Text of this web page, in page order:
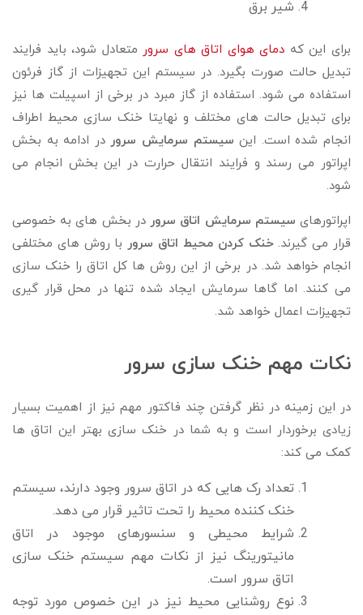
شیر برق
برای این که دمای هوای اتاق های سرور متعادل شود، باید فرایند
تبدیل حالت صورت بگیرد. در سیستم این تجهیزات از گاز فرئون
استفاده می شود. استفاده از گاز مبرد در برخی از اسپیلت ها نیز
برای تبدیل حالت های مختلف و نهایتا خنک سازی محیط اطراف
انجام شده است. این سیستم سرمایش سرور در ادامه به بخش
اپراتور می رسند و فرایند انتقال حرارت در این بخش انجام می
شود.
اپراتورهای سیستم سرمایش اتاق سرور در بخش های به خصوصی
قرار می گیرند.خنک کردن محیط اتاق سرور با روش های مختلفی
انجام خواهد شد. در برخی از این روش ها کل اتاق را خنک سازی
می کنند. اما گاها سرمایش ایجاد شده تنها در محل قرار گیری
تجهیزات اعمال خواهد شد.
نکات مهم خنک سازی سرور
در این زمینه در نظر گرفتن چند فاکتور مهم نیز از اهمیت بسیار
زیادی برخوردار است و به شما در خنک سازی بهتر این اتاق ها
کمک می کند:
تعداد رک هایی که در اتاق سرور وجود دارند، سیستم
خنک کننده محیط را تحت تاثیر قرار می دهد.
شرایط محیطی و سنسورهای موجود در اتاق
مانیتورینگ نیز از نکات مهم سیستم خنک سازی
اتاق سرور است.
نوع روشنایی محیط نیز در این خصوص مورد توجه